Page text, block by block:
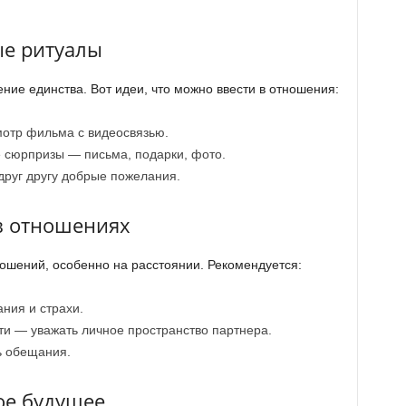
ритуалы
единства. Вот идеи, что можно ввести в отношения:
фильма с видеосвязью.
сюрпризы — письма, подарки, фото.
другу добрые пожелания.
отношениях
особенно на расстоянии. Рекомендуется:
и страхи.
— уважать личное пространство партнера.
обещания.
будущее